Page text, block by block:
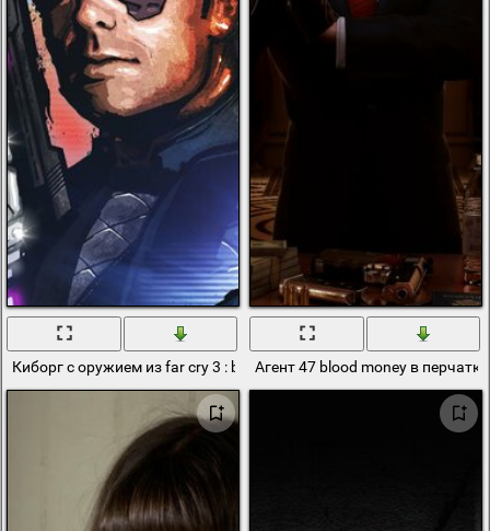
Киборг с оружием из far cry 3 : blood dragonАгент 47 blood money в